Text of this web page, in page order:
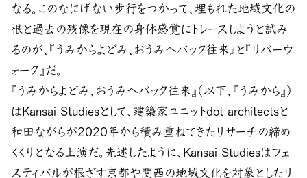
なる。このなにげない歩行をつかって、埋もれた地域文化の
根と過去の残像を現在の身体感覚にトレースしようと試み
るのが、『うみからよどみ、おうみへバック往来』と『リバーウ
ォーク』だ。
『うみからよどみ、おうみへバック往来』（以下、『うみから』）
はKansai Studiesとして、建築家ユニットdot architectsと
和田ながらが2020年から積み重ねてきたリサーチの締め
くくりとなる上演だ。先述したように、Kansai Studiesはフェ
スティバルが根ざす京都や関西の地域文化を対象としたリ